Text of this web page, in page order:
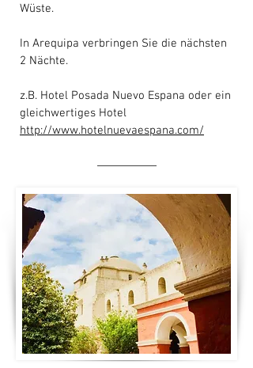
Wüste.
In Arequipa verbringen Sie die nächsten
2 Nächte.
z.B. Hotel Posada Nuevo Espana oder ein
gleichwertiges Hotel
http://www.hotelnuevaespana.com/